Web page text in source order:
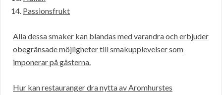
Passionsfrukt
Alla dessa smaker kan blandas med varandra och erbjuder
obegränsade möjligheter till smakupplevelser som
imponerar på gästerna.
Hur kan restauranger dra nytta av Aromhurstes